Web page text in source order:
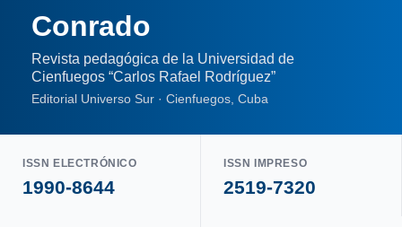
Conrado
Revista pedagógica de la Universidad de
Cienfuegos “Carlos Rafael Rodríguez”
Editorial Universo Sur · Cienfuegos, Cuba
ISSN ELECTRÓNICO
1990-8644
ISSN IMPRESO
2519-7320